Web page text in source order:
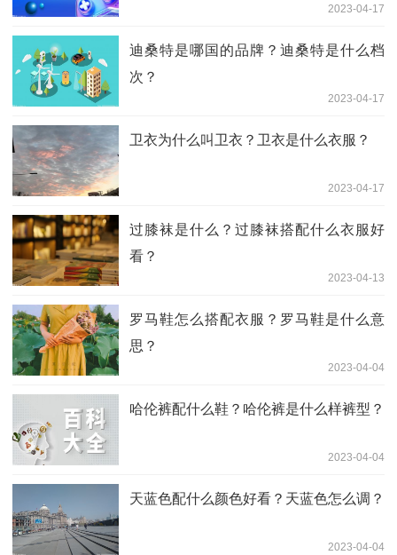
2023-04-17
迪桑特是哪国的品牌？迪桑特是什么档
次？
2023-04-17
卫衣为什么叫卫衣？卫衣是什么衣服？
2023-04-17
过膝袜是什么？过膝袜搭配什么衣服好
看？
2023-04-13
罗马鞋怎么搭配衣服？罗马鞋是什么意
思？
2023-04-04
哈伦裤配什么鞋？哈伦裤是什么样裤型？
2023-04-04
天蓝色配什么颜色好看？天蓝色怎么调？
2023-04-04